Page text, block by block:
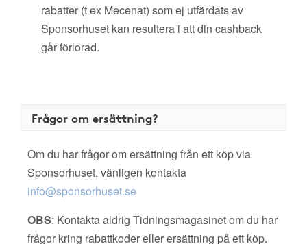
rabatter (t ex Mecenat) som ej utfärdats av
Sponsorhuset kan resultera i att din cashback
går förlorad.
Frågor om ersättning?
Om du har frågor om ersättning från ett köp via
Sponsorhuset, vänligen kontakta
info@sponsorhuset.se
OBS: Kontakta aldrig Tidningsmagasinet om du har
frågor kring rabattkoder eller ersättning på ett köp.